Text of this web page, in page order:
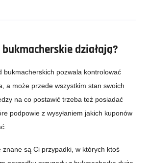
działają?
bukmacherskich pozwala kontrolować
a może przede wszystkim stan swoich
na co postawić trzeba też posiadać
podpowie z wysyłaniem jakich kuponów
znane są Ci przypadki, w których ktoś